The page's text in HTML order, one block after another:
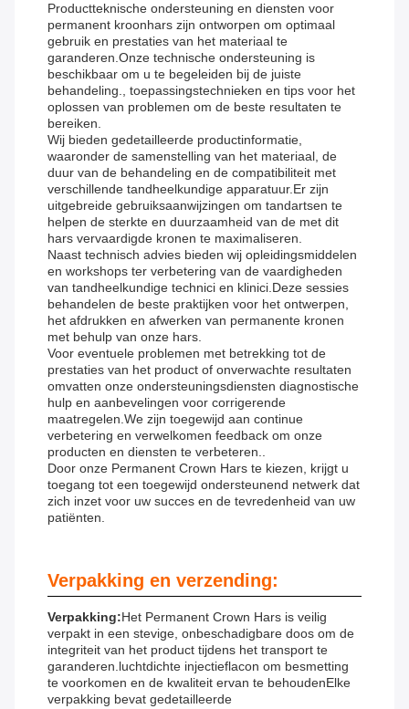
Productteknische ondersteuning en diensten voor
permanent kroonhars zijn ontworpen om optimaal
gebruik en prestaties van het materiaal te
garanderen.Onze technische ondersteuning is
beschikbaar om u te begeleiden bij de juiste
behandeling., toepassingstechnieken en tips voor het
oplossen van problemen om de beste resultaten te
bereiken.
Wij bieden gedetailleerde productinformatie,
waaronder de samenstelling van het materiaal, de
duur van de behandeling en de compatibiliteit met
verschillende tandheelkundige apparatuur.Er zijn
uitgebreide gebruiksaanwijzingen om tandartsen te
helpen de sterkte en duurzaamheid van de met dit
hars vervaardigde kronen te maximaliseren.
Naast technisch advies bieden wij opleidingsmiddelen
en workshops ter verbetering van de vaardigheden
van tandheelkundige technici en klinici.Deze sessies
behandelen de beste praktijken voor het ontwerpen,
het afdrukken en afwerken van permanente kronen
met behulp van onze hars.
Voor eventuele problemen met betrekking tot de
prestaties van het product of onverwachte resultaten
omvatten onze ondersteuningsdiensten diagnostische
hulp en aanbevelingen voor corrigerende
maatregelen.We zijn toegewijd aan continue
verbetering en verwelkomen feedback om onze
producten en diensten te verbeteren..
Door onze Permanent Crown Hars te kiezen, krijgt u
toegang tot een toegewijd ondersteunend netwerk dat
zich inzet voor uw succes en de tevredenheid van uw
patiënten.
Verpakking en verzending:
Verpakking:Het Permanent Crown Hars is veilig
verpakt in een stevige, onbeschadigbare doos om de
integriteit van het product tijdens het transport te
garanderen.luchtdichte injectieflacon om besmetting
te voorkomen en de kwaliteit ervan te behoudenElke
verpakking bevat gedetailleerde